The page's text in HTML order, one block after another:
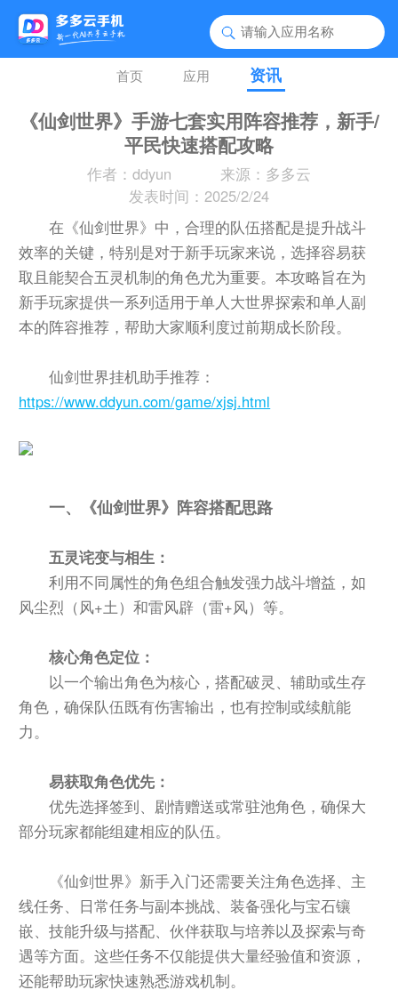
首页 应用 资讯
《仙剑世界》手游七套实用阵容推荐，新手/
平民快速搭配攻略
作者：ddyun
来源：多多云
发表时间：2025/2/24
在《仙剑世界》中，合理的队伍搭配是提升战斗
效率的关键，特别是对于新手玩家来说，选择容易获
取且能契合五灵机制的角色尤为重要。本攻略旨在为
新手玩家提供一系列适用于单人大世界探索和单人副
本的阵容推荐，帮助大家顺利度过前期成长阶段。
仙剑世界挂机助手推荐：
https://www.ddyun.com/game/xjsj.html
一、《仙剑世界》阵容搭配思路
五灵诧变与相生：
利用不同属性的角色组合触发强力战斗增益，如
风尘烈（风+土）和雷风辟（雷+风）等。
核心角色定位：
以一个输出角色为核心，搭配破灵、辅助或生存
角色，确保队伍既有伤害输出，也有控制或续航能
力。
易获取角色优先：
优先选择签到、剧情赠送或常驻池角色，确保大
部分玩家都能组建相应的队伍。
《仙剑世界》新手入门还需要关注角色选择、主
线任务、日常任务与副本挑战、装备强化与宝石镶
嵌、技能升级与搭配、伙伴获取与培养以及探索与奇
遇等方面。这些任务不仅能提供大量经验值和资源，
还能帮助玩家快速熟悉游戏机制。